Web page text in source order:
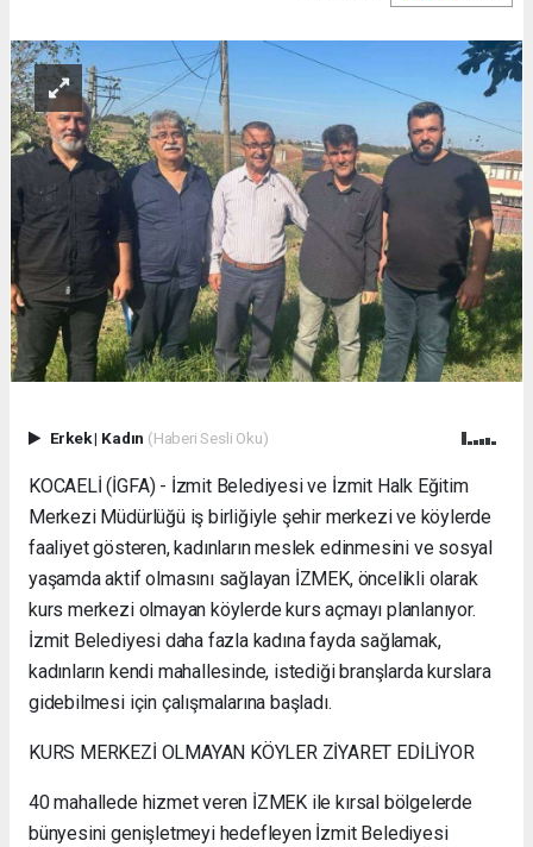
Erkek| Kadın (Haberi Sesli Oku)
KOCAELİ (İGFA) - İzmit Belediyesi ve İzmit Halk Eğitim
Merkezi Müdürlüğü iş birliğiyle şehir merkezi ve köylerde
faaliyet gösteren, kadınların meslek edinmesini ve sosyal
yaşamda aktif olmasını sağlayan İZMEK, öncelikli olarak
kurs merkezi olmayan köylerde kurs açmayı planlanıyor.
İzmit Belediyesi daha fazla kadına fayda sağlamak,
kadınların kendi mahallesinde, istediği branşlarda kurslara
gidebilmesi için çalışmalarına başladı.
KURS MERKEZİ OLMAYAN KÖYLER ZİYARET EDİLİYOR
40 mahallede hizmet veren İZMEK ile kırsal bölgelerde
bünyesini genişletmeyi hedefleyen İzmit Belediyesi